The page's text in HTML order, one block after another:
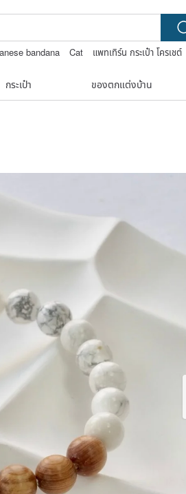
bandana Cat
แพทเทิร์น กระเป๋า โครเชต์
กระเป๋า ของตกแต่งบ้าน